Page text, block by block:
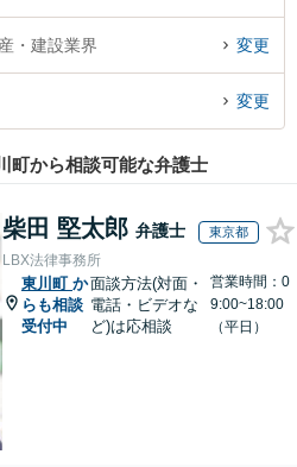
約したい』などでお困りの相談者さんに
・建設業界 変更
変更
町から相談可能な弁護士
柴田 堅太郎 弁護士 東京都
LBX法律事務所
東川町 か
らも相談
受付中
面談方法(対面・
電話・ビデオな
ど)は応相談
営業時間：0
9:00~18:00
（平日）